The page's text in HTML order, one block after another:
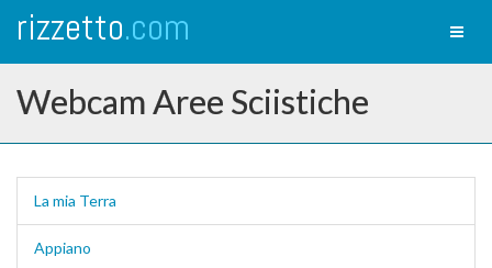
rizzetto.com
Webcam Aree Sciistiche
La mia Terra
Appiano